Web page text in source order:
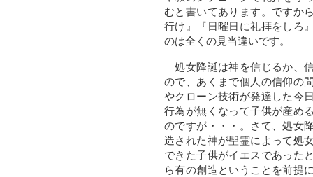
むと書いてあります。ですか
行け』『日曜日に礼拝をしろ
のは全くの見当違いです。
処女降誕は神を信じるか、
ので、あくまで個人の信仰の
やクローン技術が発達した今
行為が無くなって子供が産め
のですが・・・。さて、処女
造された神が聖霊によって処
できた子供がイエスであった
ら有の創造ということを前提